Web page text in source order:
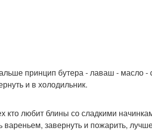
принцип бутера - лаваш - масло -
и в холодильник.
кто любит блины со сладкими
вареньем, завернуть и пожарить,